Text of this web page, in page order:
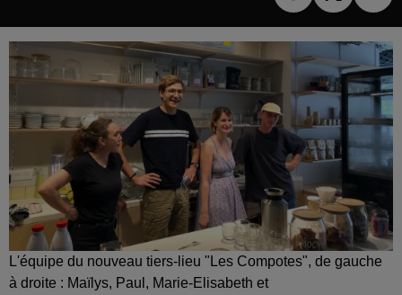
L'équipe du nouveau tiers-lieu "Les Compotes", de gauche
à droite : Maïlys, Paul, Marie-Elisabeth et